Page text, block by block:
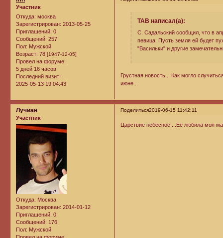
Участник
Откуда: москва
Зарегистрирован: 2013-05-25
Приглашений: 0
Сообщений: 257
Пол: Мужской
Возраст: 78 [1947-12-05]
Провел на форуме:
5 дней 16 часов
Последний визит:
2025-05-13 19:04:43
ТАВ написал(а):
С. Садальский сообщил, что в
певица. Пусть земля ей будет
"Васильки" и другие
Грустная новость... Как могло
июне...
Поделиться2019-06-15 11:42:11
Лучиан
Участник
Откуда: Москва
Зарегистрирован: 2014-01-12
Приглашений: 0
Сообщений: 176
Пол: Мужской
Провел на форуме:
Царствие небесное ...Ее любила моя